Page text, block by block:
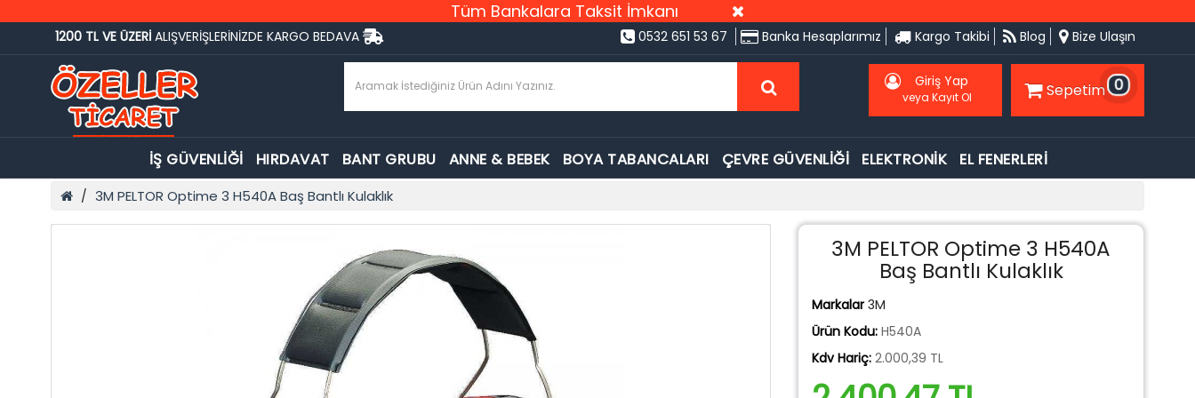
Tüm Bankalara Taksit İmkanı
1200 TL VE ÜZERİ ALIŞVERİŞLERİNİZDE KARGO BEDAVA 0532 651 53 67 Banka Hesaplarımız Kargo Takibi Blog Bize Ulaşın
Giriş Yap
veya Kayıt Ol Sepetim 0
İŞ GÜVENLİĞİ HIRDAVAT BANT GRUBU ANNE & BEBEK BOYA TABANCALARI ÇEVRE GÜVENLİĞİ ELEKTRONİK EL FENERLERİ
3M PELTOR Optime 3 H540A Baş Bantlı Kulaklık
3M PELTOR Optime 3 H540A
Baş Bantlı Kulaklık
Markalar 3M
Ürün Kodu: H540A
Kdv Hariç: 2.000,39 TL